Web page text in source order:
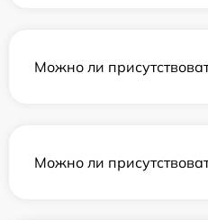
Можно ли
Можно ли